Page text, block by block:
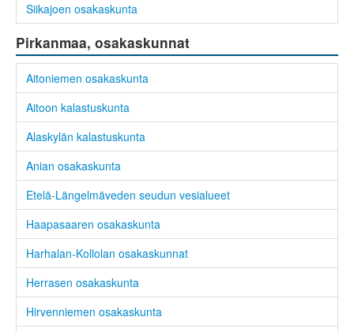
Siikajoen osakaskunta
Pirkanmaa, osakaskunnat
Aitoniemen osakaskunta
Aitoon kalastuskunta
Alaskylän kalastuskunta
Anian osakaskunta
Etelä-Längelmäveden seudun vesialueet
Haapasaaren osakaskunta
Harhalan-Kollolan osakaskunnat
Herrasen osakaskunta
Hirvenniemen osakaskunta